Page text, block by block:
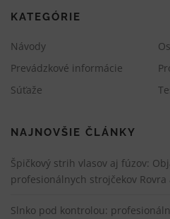
KATEGÓRIE
Návody
Prevádzkové informácie
Súťaže
NAJNOVŠIE ČLÁNKY
Špičkový strih vlasov aj fúzov:
profesionálnych strojčekov
Slnko pod kontrolou: